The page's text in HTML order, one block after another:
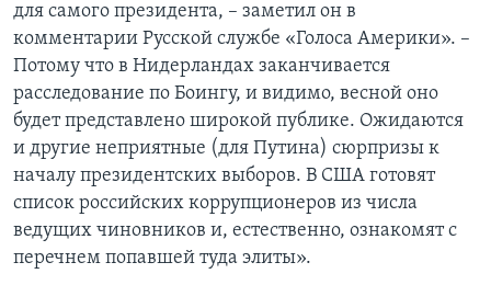
для самого президента, – заметил он в
комментарии Русской службе «Голоса Америки». –
Потому что в Нидерландах заканчивается
расследование по Боингу, и видимо, весной оно
будет представлено широкой публике. Ожидаются
и другие неприятные (для Путина) сюрпризы к
началу президентских выборов. В США готовят
список российских коррупционеров из числа
ведущих чиновников и, естественно, ознакомят с
перечнем попавшей туда элиты».